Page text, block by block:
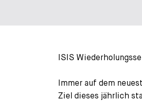
ISIS
Immer auf dem
Ziel dieses jährlich